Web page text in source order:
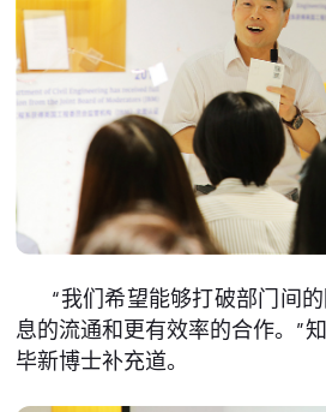
“我们希望能够打破部门间
息的流通和更有效率的合作。”
毕新博士补充道。